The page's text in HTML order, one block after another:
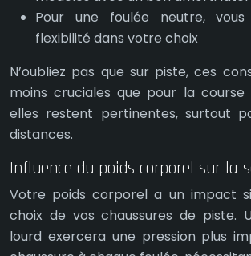
Pour une foulée neutre,
flexibilité dans votre choix
N’oubliez pas que sur piste, ces
moins cruciales que pour la course
elles restent pertinentes, surtout
distances.
Influence du poids corporel sur la
Votre poids corporel a un impact
choix de vos chaussures de piste.
lourd exercera une pression plus